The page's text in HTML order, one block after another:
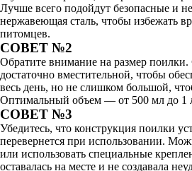
Лучше всего подойдут безопасные и
нержавеющая сталь, чтобы избежать
питомцев.
СОВЕТ №2
Обратите внимание на размер
достаточно вместительной, чтобы
весь день, но не слишком большой,
Оптимальный объем — от 500 мл до 1
СОВЕТ №3
Убедитесь, что конструкция поилки
перевернется при использовании.
или использовать специальные
оставалась на месте и не создавала